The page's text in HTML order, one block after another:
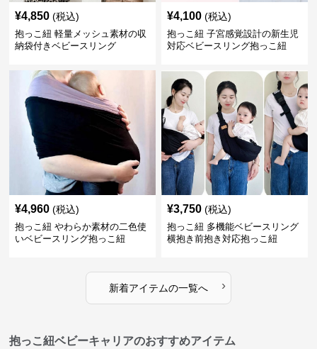
¥4,850 (税込)
抱っこ紐 軽量メッシュ素材の収
納袋付きベビースリング
¥4,100 (税込)
抱っこ紐 子宮感覚設計の新生児
対応ベビースリング抱っこ紐
¥4,960 (税込)
抱っこ紐 やわらか素材の二色使
いベビースリング抱っこ紐
¥3,750 (税込)
抱っこ紐 多機能ベビースリング
横抱き前抱き対応抱っこ紐
新着アイテムの一覧へ ›
抱っこ紐ベビーキャリアのおすすめアイテム